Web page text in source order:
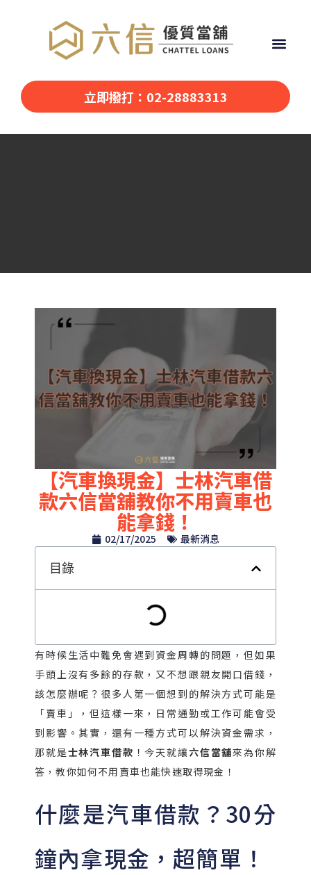
立即撥打：02-28883313
【汽車換現金】士林汽車借
款六信當舖教你不用賣車也
能拿錢！
02/17/2025 最新消息
目錄
有時候生活中難免會遇到資金周轉的問題，但如果
手頭上沒有多餘的存款，又不想跟親友開口借錢，
該怎麼辦呢？很多人第一個想到的解決方式可能是
「賣車」，但這樣一來，日常通勤或工作可能會受
到影響。其實，還有一種方式可以解決資金需求，
那就是士林汽車借款 ！今天就讓 六信當舖來為你解
答，教你如何不用賣車也能快速取得現金！
什麼是汽車借款？30分
鐘內拿現金，超簡單！